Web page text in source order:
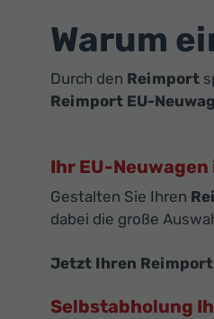
Warum
Durch den Reimport
Reimport EU-
Ihr EU-
Gestalten Sie Ihren
dabei die große
Jetzt Ihren Reimport
Selbstabholung